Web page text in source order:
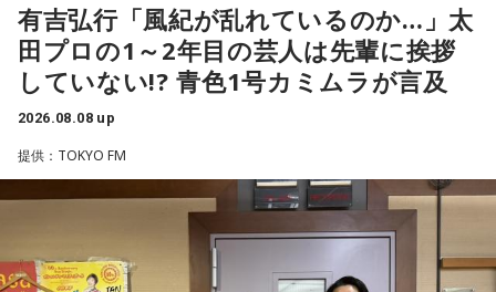
有吉弘行「風紀が乱れているのか…」太
田プロの1～2年目の芸人は先輩に挨拶
していない!? 青色1号カミムラが言及
2026.08.08 up
提供：TOKYO FM